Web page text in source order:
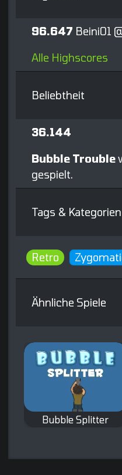
96.647 Beini01
Alle Highscores
Beliebtheit
36.144
Bubble Trouble
gespielt.
Tags & Kategorien
Retro
Ähnliche Spiele
Bubble Splitter